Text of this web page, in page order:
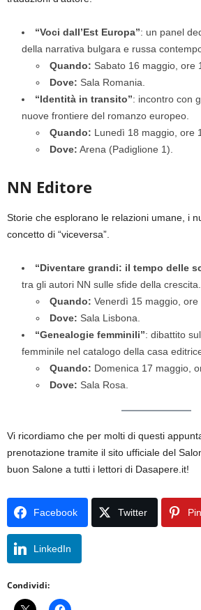
“Voci dall’Est Europa”: un panel
della narrativa bulgara e russa
Quando: Sabato 16 maggio, ore
Dove: Sala Romania.
“Identità in transito”: incontro con
nuove frontiere del romanzo europeo.
Quando: Lunedì 18 maggio, ore
Dove: Arena (Padiglione 1).
NN Editore
Storie che esplorano le relazioni umane, i
concetto di “viceversa”.
“Diventare grandi: il tempo delle
tra gli autori NN sulle sfide della crescita.
Quando: Venerdì 15 maggio, ore
Dove: Sala Lisbona.
“Genealogie femminili”: dibattito
femminile nel catalogo della casa
Quando: Domenica 17 maggio,
Dove: Sala Rosa.
Vi ricordiamo che per molti di questi
prenotazione tramite il sito ufficiale del
buon Salone a tutti i lettori di Dasapere.it!
Facebook Twitter
LinkedIn
Condividi: